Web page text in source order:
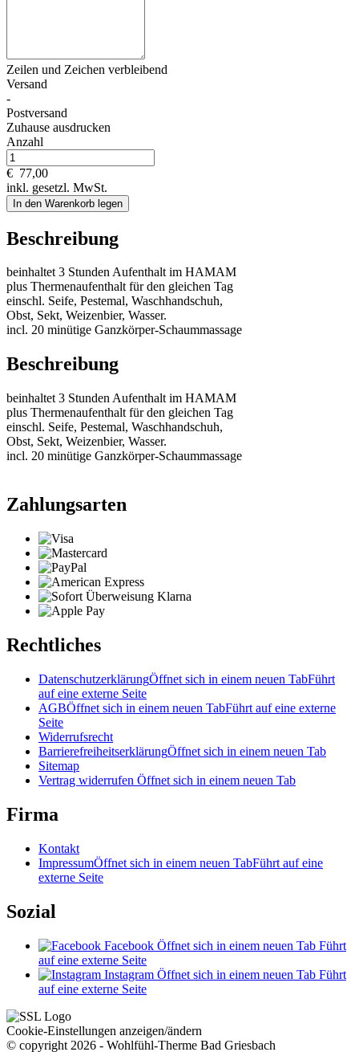
Zeilen und Zeichen verbleibend
Versand
-
Postversand
Zuhause ausdrucken
Anzahl
€ 77,00
inkl. gesetzl. MwSt.
In den Warenkorb legen
Beschreibung
beinhaltet 3 Stunden Aufenthalt im HAMAM
plus Thermenaufenthalt für den gleichen Tag
einschl. Seife, Pestemal, Waschhandschuh,
Obst, Sekt, Weizenbier, Wasser.
incl. 20 minütige Ganzkörper-Schaummassage
Beschreibung
beinhaltet 3 Stunden Aufenthalt im HAMAM
plus Thermenaufenthalt für den gleichen Tag
einschl. Seife, Pestemal, Waschhandschuh,
Obst, Sekt, Weizenbier, Wasser.
incl. 20 minütige Ganzkörper-Schaummassage
Zahlungsarten
Rechtliches
DatenschutzerklärungÖffnet sich in einem neuen TabFührt
auf eine externe Seite
AGBÖffnet sich in einem neuen TabFührt auf eine externe
Seite
Widerrufsrecht
BarrierefreiheitserklärungÖffnet sich in einem neuen Tab
Sitemap
Vertrag widerrufen Öffnet sich in einem neuen Tab
Firma
Kontakt
ImpressumÖffnet sich in einem neuen TabFührt auf eine
externe Seite
Sozial
Facebook Öffnet sich in einem neuen Tab Führt
auf eine externe Seite
Instagram Öffnet sich in einem neuen Tab Führt
auf eine externe Seite
Cookie-Einstellungen anzeigen/ändern
© copyright 2026 - Wohlfühl-Therme Bad Griesbach